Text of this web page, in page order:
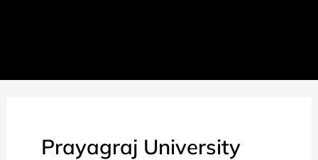
Prayagraj University